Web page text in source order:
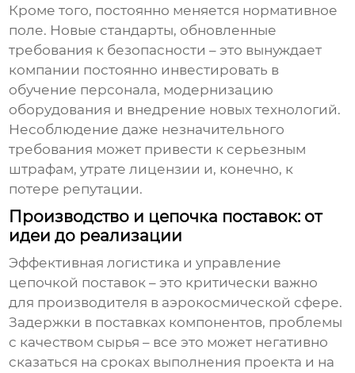
Кроме того, постоянно меняется нормативное
поле. Новые стандарты, обновленные
требования к безопасности – это вынуждает
компании постоянно инвестировать в
обучение персонала, модернизацию
оборудования и внедрение новых технологий.
Несоблюдение даже незначительного
требования может привести к серьезным
штрафам, утрате лицензии и, конечно, к
потере репутации.
Производство и цепочка поставок: от
идеи до реализации
Эффективная логистика и управление
цепочкой поставок – это критически важно
для производителя в аэрокосмической сфере.
Задержки в поставках компонентов, проблемы
с качеством сырья – все это может негативно
сказаться на сроках выполнения проекта и на